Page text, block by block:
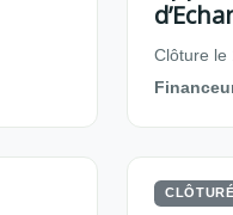
Clôture le
CLÔTURÉ